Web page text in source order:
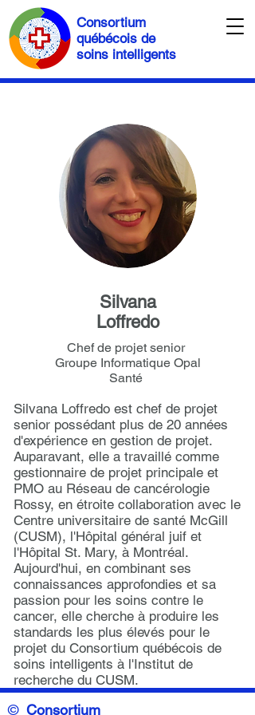
Consortium
québécois de
soins intelligents
Silvana
Loffredo
Chef de projet senior
Groupe Informatique Opal
Santé
Silvana Loffredo est chef de projet
senior possédant plus de 20 années
d'expérience en gestion de projet.
Auparavant, elle a travaillé comme
gestionnaire de projet principale et
PMO au Réseau de cancérologie
Rossy, en étroite collaboration avec le
Centre universitaire de santé McGill
(CUSM), l'Hôpital général juif et
l'Hôpital St. Mary, à Montréal.
Aujourd'hui, en combinant ses
connaissances approfondies et sa
passion pour les soins contre le
cancer, elle cherche à produire les
standards les plus élevés pour le
projet du Consortium québécois de
soins intelligents à l'Institut de
recherche du CUSM.
© Consortium